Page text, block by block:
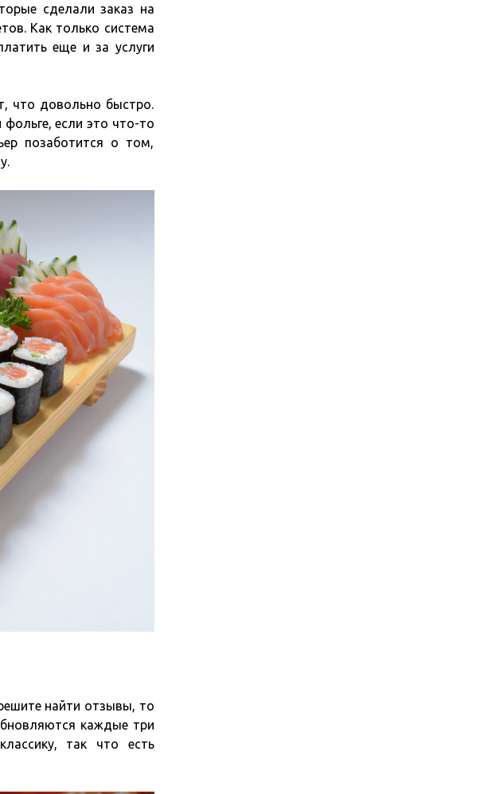
сделали заказ на
Как только система
еще и за услуги
что довольно быстро.
если это что-то
позаботится о том,
найти отзывы, то
каждые три
так что есть